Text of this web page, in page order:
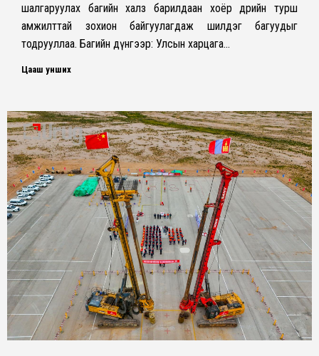
шалгаруулах багийн халз барилдаан хоёр өдрийн турш
амжилттай зохион байгуулагдаж шилдэг багуудыг
тодрууллаа. Багийн дүнгээр: Улсын харцага…
Цааш унших